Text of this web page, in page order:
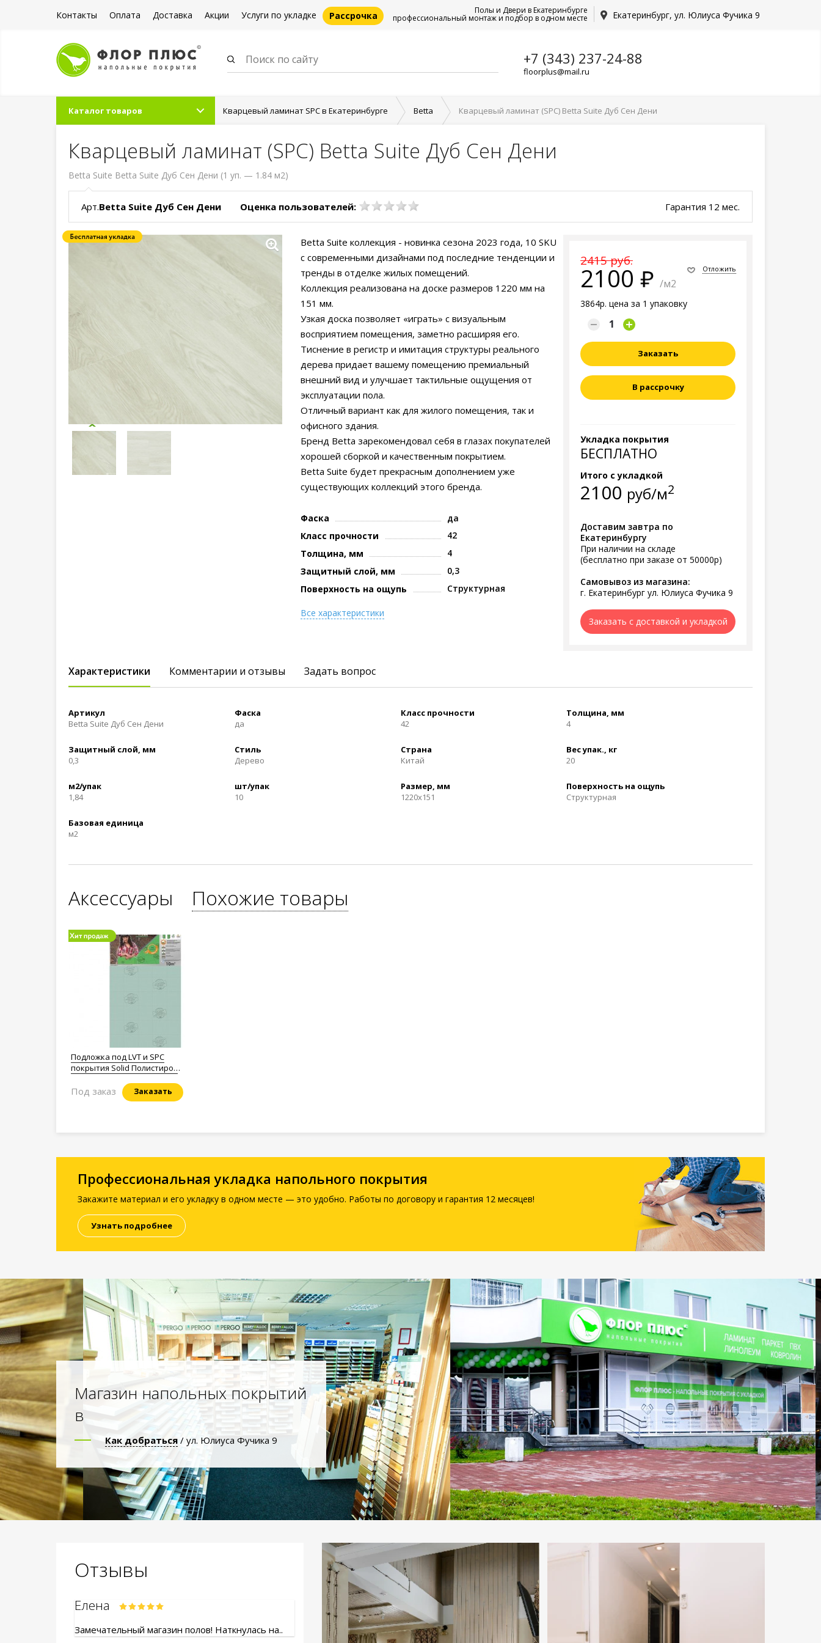
Контакты Оплата Доставка Акции Услуги по укладке Рассрочка Екатеринбург, ул. Юлиуса Фучика 9
Полы и Двери в Екатеринбурге
профессиональный монтаж и подбор в одном месте
+7 (343) 237-24-88
floorplus@mail.ru
Каталог товаров Кварцевый ламинат SPC в Екатеринбурге Betta Кварцевый ламинат (SPC) Betta Suite Дуб Сен Дени
Кварцевый ламинат (SPC) Betta Suite Дуб Сен Дени
Betta Suite Betta Suite Дуб Сен Дени (1 уп. — 1.84 м2)
Арт.Betta Suite Дуб Сен Дени Оценка пользователей: Гарантия 12 мес.
2415 руб.
2100 /м2
3864р. цена за 1 упаковку
Отложить
Заказать
В рассрочку
Укладка покрытия
БЕСПЛАТНО
Итого с укладкой
2100 руб/м2
Доставим завтра по
Екатеринбургу
При наличии на складе
(бесплатно при заказе от 50000р)
Самовывоз из магазина:
г. Екатеринбург ул. Юлиуса Фучика 9
Заказать с доставкой и укладкой
Betta Suite коллекция - новинка сезона 2023 года, 10 SKU
с современными дизайнами под последние тенденции и
тренды в отделке жилых помещений.
Коллекция реализована на доске размеров 1220 мм на
151 мм.
Узкая доска позволяет «играть» с визуальным
восприятием помещения, заметно расширяя его.
Тиснение в регистр и имитация структуры реального
дерева придает вашему помещению премиальный
внешний вид и улучшает тактильные ощущения от
эксплуатации пола.
Отличный вариант как для жилого помещения, так и
офисного здания.
Бренд Betta зарекомендовал себя в глазах покупателей
хорошей сборкой и качественным покрытием.
Betta Suite будет прекрасным дополнением уже
существующих коллекций этого бренда.
Фаска
да
Класс прочности
42
Толщина, мм
4
Защитный слой, мм
0,3
Поверхность на ощупь
Структурная
Все характеристики
Характеристики Комментарии и отзывы Задать вопрос
Артикул
Betta Suite Дуб Сен Дени
Фаска
да
Класс прочности
42
Толщина, мм
4
Защитный слой, мм
0,3
Стиль
Дерево
Страна
Китай
Вес упак., кг
20
м2/упак
1,84
шт/упак
10
Размер, мм
1220x151
Поверхность на ощупь
Структурная
Базовая единица
м2
Аксессуары Похожие товары
Подложка под LVT и SPC
покрытия Solid Полистирол
Заказать
Под заказ
Профессиональная укладка напольного покрытия
Закажите материал и его укладку в одном месте — это удобно. Работы по договору и гарантия 12 месяцев!
Узнать подробнее
Магазин напольных покрытий
в
Как добраться / ул. Юлиуса Фучика 9
Отзывы
Елена
Замечательный магазин полов! Наткнулась на..